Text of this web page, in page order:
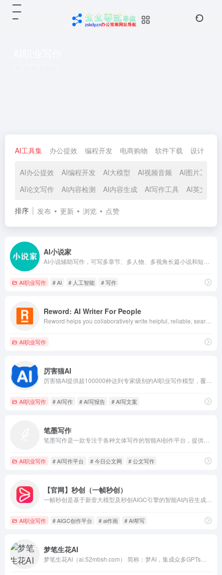
AI工具集 办公提效 编程开发 电商购物 软件下载 设计
AI办公提效 AI编程开发 AI大模型 AI视频音频 AI图片工具
AI论文写作
AI内容检测 AI内容生成 AI写作工具 AI英文写作
排序 发布 更新 浏览 点赞
AI小说家
AI职业写作 # AI # 人工智能 # 写作
Reword: AI Writer For People
AI职业写作
厉害猫AI
AI职业写作 # AI写作 # AI写报告 # AI写文案
笔墨写作
AI职业写作 # AI写作平台 # 今日公文网 # 公文写作
【官网】秒创（一帧秒创）
AI职业写作 # AIGC创作平台 # ai作画 # AI帮写
梦笔生花AI